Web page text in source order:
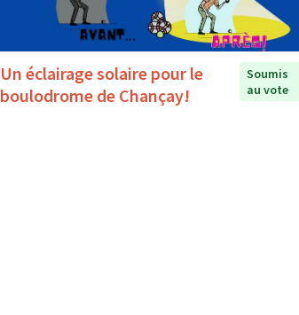
Un éclairage solaire pour le
boulodrome de Chançay!
Soumis
au vote